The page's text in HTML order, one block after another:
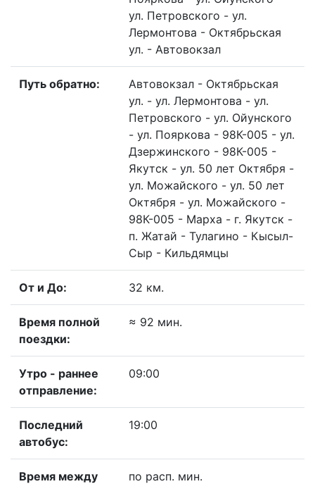
ул. Петровского - ул.
Лермонтова - Октябрьская
ул. - Автовокзал
Путь обратно:
Автовокзал - Октябрьская
ул. - ул. Лермонтова - ул.
Петровского - ул. Ойунского
- ул. Пояркова - 98К-005 - ул.
Дзержинского - 98К-005 -
Якутск - ул. 50 лет Октября -
ул. Можайского - ул. 50 лет
Октября - ул. Можайского -
98К-005 - Марха - г. Якутск -
п. Жатай - Тулагино - Кысыл-
Сыр - Кильдямцы
От и До: 32 км.
Время полной
поездки:
≈ 92 мин.
Утро - раннее
отправление:
09:00
Последний
автобус:
19:00
Время между
по расп. мин.